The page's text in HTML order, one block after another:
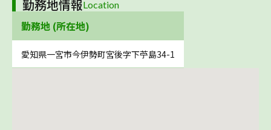
勤務地情報Location
勤務地 (所在地)
愛知県一宮市今伊勢町宮後字下苧島34-1